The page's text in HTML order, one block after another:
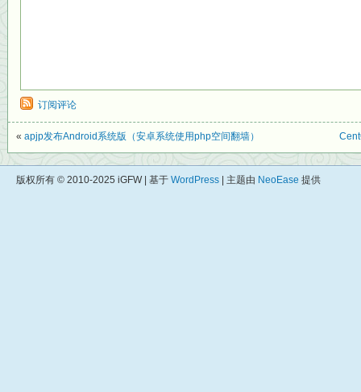
订阅评论
« apjp发布Android系统版（安卓系统使用php空间翻墙）
版权所有 © 2010-2025 iGFW | 基于 WordPress | 主题由 NeoEase 提供